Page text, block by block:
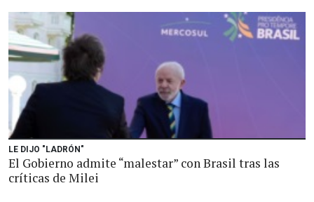
LE DIJO "LADRÓN"
El Gobierno admite “malestar” con Brasil tras las
críticas de Milei